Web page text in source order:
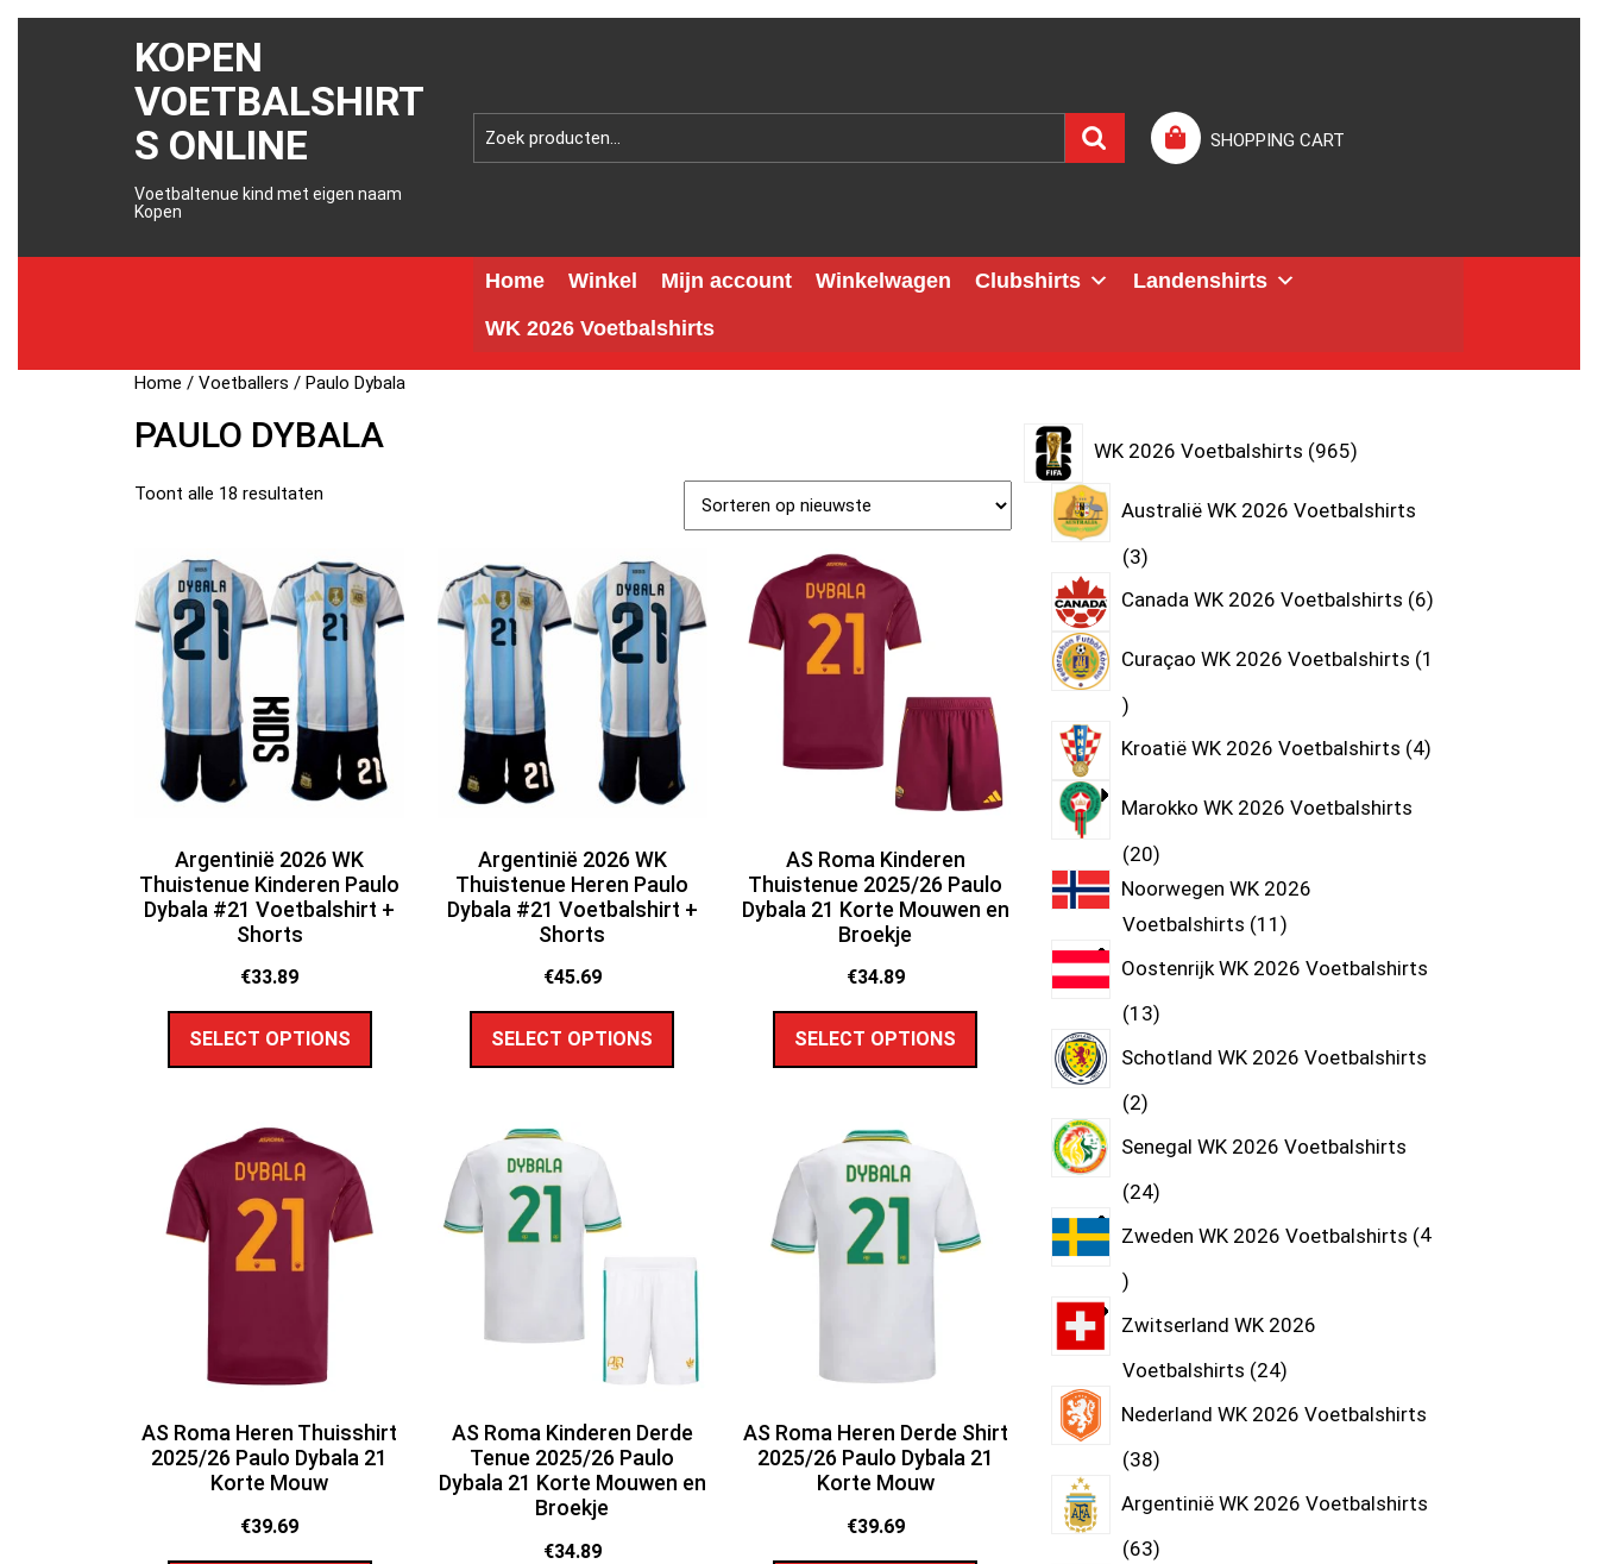
KOPEN
VOETBALSHIRT
S ONLINE
Voetbaltenue kind met eigen naam
Kopen
SHOPPING CART
Home Winkel Mijn account Winkelwagen Clubshirts
Landenshirts
WK 2026 Voetbalshirts
Home /Voetballers / Paulo Dybala
PAULO DYBALA
Toont alle 18 resultaten
Argentinië 2026 WK
Thuistenue Kinderen Paulo
Dybala #21 Voetbalshirt +
Shorts
€33.89
SELECT OPTIONS
Argentinië 2026 WK
Thuistenue Heren Paulo
Dybala #21 Voetbalshirt +
Shorts
€45.69
SELECT OPTIONS
AS Roma Kinderen
Thuistenue 2025/26 Paulo
Dybala 21 Korte Mouwen en
Broekje
€34.89
SELECT OPTIONS
AS Roma Heren Thuisshirt
2025/26 Paulo Dybala 21
Korte Mouw
€39.69
AS Roma Kinderen Derde
Tenue 2025/26 Paulo
Dybala 21 Korte Mouwen en
Broekje
€34.89
AS Roma Heren Derde Shirt
2025/26 Paulo Dybala 21
Korte Mouw
€39.69
WK 2026 Voetbalshirts 965
Australië WK 2026 Voetbalshirts
3
Canada WK 2026 Voetbalshirts 6
Curaçao WK 2026 Voetbalshirts 1
Kroatië WK 2026 Voetbalshirts 4
Marokko WK 2026 Voetbalshirts
20
Noorwegen WK 2026
Voetbalshirts 11
Oostenrijk WK 2026 Voetbalshirts
13
Schotland WK 2026 Voetbalshirts
2
Senegal WK 2026 Voetbalshirts
24
Zweden WK 2026 Voetbalshirts 4
Zwitserland WK 2026
Voetbalshirts 24
Nederland WK 2026 Voetbalshirts
38
Argentinië WK 2026 Voetbalshirts
63